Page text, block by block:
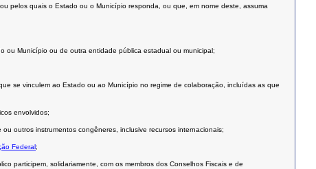
pelos quais o Estado ou o Município responda, ou que, em nome deste, assuma
ou Município ou de outra entidade pública estadual ou municipal;
se vinculem ao Estado ou ao Município no regime de colaboração, incluídas as que
envolvidos;
outros instrumentos congêneres, inclusive recursos internacionais;
Federal ;
participem, solidariamente, com os membros dos Conselhos Fiscais e de